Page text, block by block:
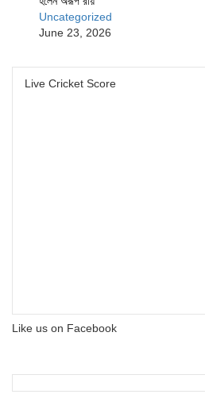
Uncategorized
June 23, 2026
Live Cricket Score
Like us on Facebook